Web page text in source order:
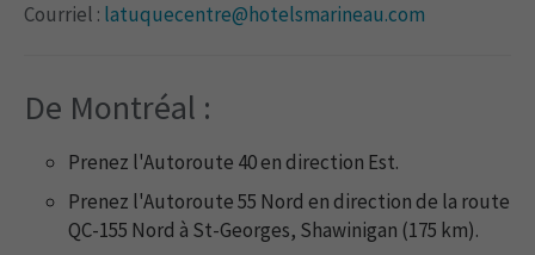
Courriel : latuquecentre@hotelsmarineau.com
De Montréal :
Prenez l'Autoroute 40 en direction Est.
Prenez l'Autoroute 55 Nord en direction de la route
QC-155 Nord à St-Georges, Shawinigan (175 km).